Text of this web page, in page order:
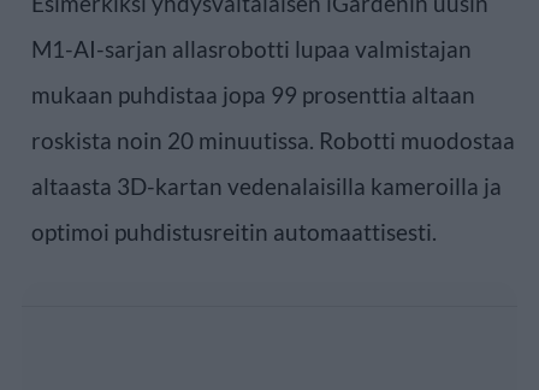
M1-AI-sarjan allasrobotti lupaa valmistajan
mukaan puhdistaa jopa 99 prosenttia altaan
roskista noin 20 minuutissa. Robotti muodostaa
altaasta 3D-kartan vedenalaisilla kameroilla ja
optimoi puhdistusreitin automaattisesti.